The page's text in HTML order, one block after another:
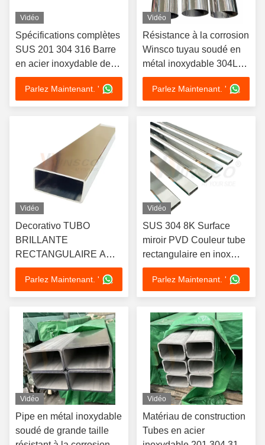
Vidéo
Spécifications complètes
SUS 201 304 316 Barre
en acier inoxydable de
qualité ronde suqare
plate hexagonale
angulaire en forme de
Parlez Maintenant. '
Vidéo
Résistance à la corrosion
Winsco tuyau soudé en
métal inoxydable 304L
en acier inoxydable
Parlez Maintenant. '
Vidéo
Decorativo TUBO
BRILLANTE
RECTANGULAIRE A
POLI 600 C-304 X tuyau
plat d'acier inoxydable
Inox de 6 MÉTROS
Parlez Maintenant. '
Vidéo
SUS 304 8K Surface
miroir PVD Couleur tube
rectangulaire en inox
30mmx10mm Taille
1,2mm 1,5mm épaisseur
tuyau de salle de bain en
acier inoxydable
Parlez Maintenant. '
Vidéo
Pipe en métal inoxydable
soudé de grande taille
Vidéo
Matériau de construction
Tubes en acier